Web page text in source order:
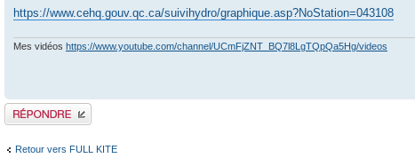
https://www.cehq.gouv.qc.ca/suivihydro/graphique.asp?NoStation=043108
Mes vidéos https://www.youtube.com/channel/UCmFjZNT_BQ7l8LgTQpQa5Hg/videos
Publier une réponse
Retour vers FULL KITE